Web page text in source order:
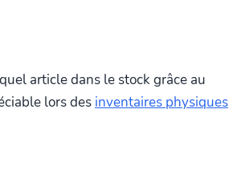
article dans le stock grâce au
lors des inventaires physiques